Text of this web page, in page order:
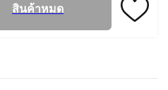
สินค้าหมด